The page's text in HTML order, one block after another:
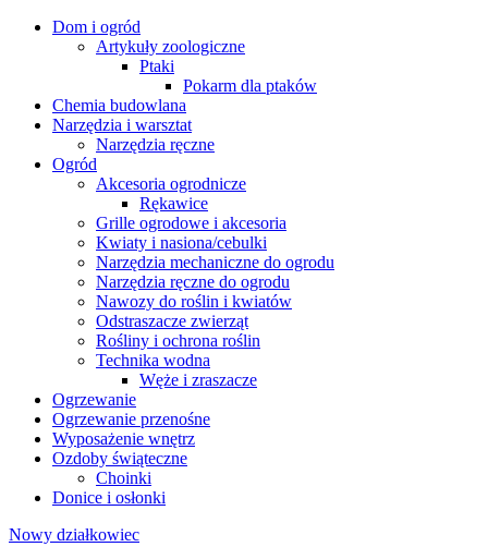
Dom i ogród
Artykuły zoologiczne
Ptaki
Pokarm dla ptaków
Chemia budowlana
Narzędzia i warsztat
Narzędzia ręczne
Ogród
Akcesoria ogrodnicze
Rękawice
Grille ogrodowe i akcesoria
Kwiaty i nasiona/cebulki
Narzędzia mechaniczne do ogrodu
Narzędzia ręczne do ogrodu
Nawozy do roślin i kwiatów
Odstraszacze zwierząt
Rośliny i ochrona roślin
Technika wodna
Węże i zraszacze
Ogrzewanie
Ogrzewanie przenośne
Wyposażenie wnętrz
Ozdoby świąteczne
Choinki
Donice i osłonki
Nowy działkowiec